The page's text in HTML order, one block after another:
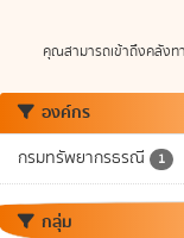
องค์กร
กรมทรัพยากรธรณี 1
กลุ่ม
คุณสามารถเข้าถึงคลังท